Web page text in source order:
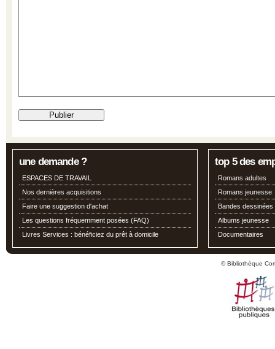
une demande ?
ESPACES DE TRAVAIL
Nos dernières acquisitions
Faire une suggestion d'achat
Les questions fréquemment posées (FAQ)
Livres Services : bénéficiez du prêt à domicile
top 5 des
Romans adultes
Romans jeunesse
Bandes dessinées
Albums jeunesse
Documentaires
© Bibliothèque